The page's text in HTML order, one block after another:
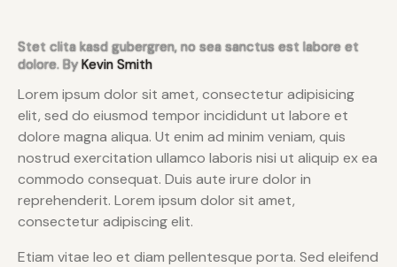
Stet clita kasd gubergren, no sea sanctus est labore et
dolore. ByKevin Smith
Lorem ipsum dolor sit amet, consectetur adipisicing
elit, sed do eiusmod tempor incididunt ut labore et
dolore magna aliqua. Ut enim ad minim veniam, quis
nostrud exercitation ullamco laboris nisi ut aliquip ex ea
commodo consequat. Duis aute irure dolor in
reprehenderit. Lorem ipsum dolor sit amet,
consectetur adipiscing elit.
Etiam vitae leo et diam pellentesque porta. Sed eleifend